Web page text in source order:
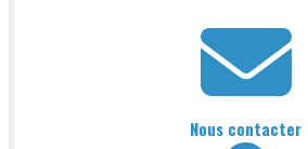
Nous contacter